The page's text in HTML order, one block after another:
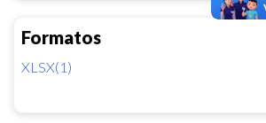
Formatos
XLSX(1)